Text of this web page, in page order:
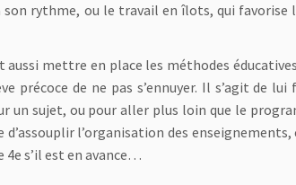
son rythme, ou le travail en îlots, qui favorise
aussi mettre en place les méthodes
précoce de ne pas s’ennuyer. Il s’agit de
un sujet, ou pour aller plus loin que le
l’organisation des
4e s’il est en avance…